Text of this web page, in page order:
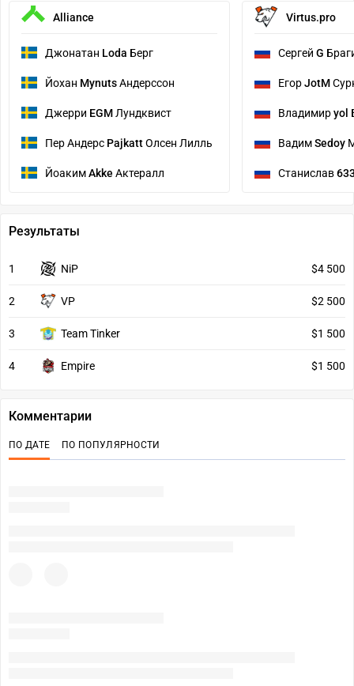
Alliance
Джонатан Loda Берг
Йохан MynutsАндерссон
Джерри EGM Лундквист
Пер Андерс PajkattОлсен Лилль
ЙоакимAkke Актералл
Virtus.pro
Сергей G
ЕгорJotM
Владимирyol
ВадимSedoy
Станислав
Результаты
1 NiP $4 500
2 VP $2 500
3 Team Tinker $1 500
4 Empire $1 500
Комментарии
ПО ДАТЕ ПО ПОПУЛЯРНОСТИ